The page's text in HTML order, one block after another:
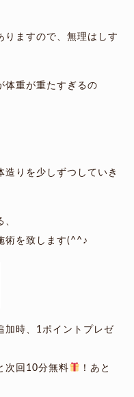
ますので、無理はしす
体重が重たすぎるの
造りを少しずつしていき
術を致します(^^♪
加時、1ポイントプレゼ
回10分無料
！あと